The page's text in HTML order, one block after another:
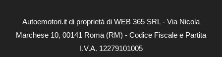
Autoemotori.it di proprietà di WEB 365 SRL - Via Nicola
Marchese 10, 00141 Roma (RM) - Codice Fiscale e Partita
I.V.A. 12279101005